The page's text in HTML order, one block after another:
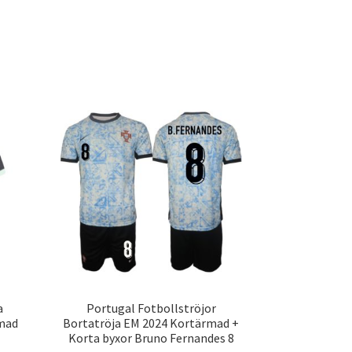
Portugal Fotbollströjor
Bortatröja EM 2024 Kortärmad +
Korta byxor Bruno Fernandes 8